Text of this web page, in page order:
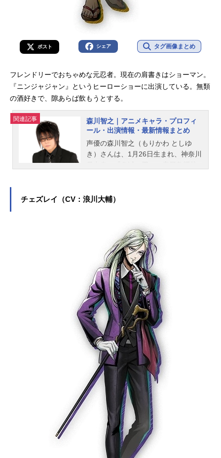
ポスト シェア タグ画像まとめ
フレンドリーでおちゃめな元忍者。現在の肩書きはショーマン。
『ニンジャジャン』というヒーローショーに出演している。無類
の酒好きで、隙あらば飲もうとする。
関連記事
森川智之｜アニメキャラ・プロフィ
ール・出演情報・最新情報まとめ
声優の森川智之（もりかわ としゆ
き）さんは、1月26日生まれ、神奈川
数のキャラクターを演じ、洋画作品
れています。こちらでは、森川智之
さんのオススメ記事をご紹介！
チェズレイ（CV：浪川大輔）